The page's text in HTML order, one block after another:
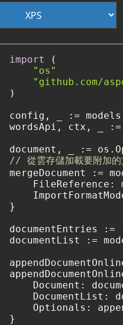
import
(
"os"
"github.com/
)
config, _ :=
wordsApi, ctx, _ :=
document, _ :=
// 從雲存儲加載要附加的
mergeDocument :=
FileReference:
}
documentEntries :=
documentList :=
Document:
DocumentList:
Optionals:
}